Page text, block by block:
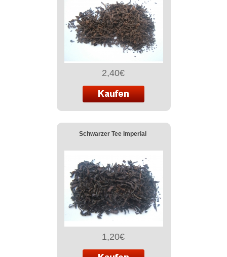
2,40€
Schwarzer Tee Imperial
1,20€